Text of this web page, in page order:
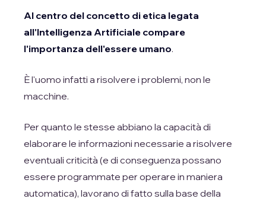
Al centro del concetto di etica legata
all'Intelligenza Artificiale compare
l'importanza dell'essere umano.
È l'uomo infatti a risolvere i problemi, non le
macchine.
Per quanto le stesse abbiano la capacità di
elaborare le informazioni necessarie a risolvere
eventuali criticità (e di conseguenza possano
essere programmate per operare in maniera
automatica), lavorano di fatto sulla base della